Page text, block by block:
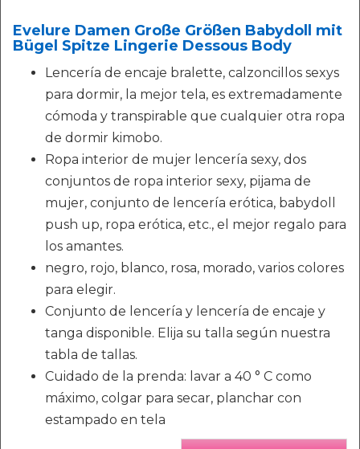
Evelure Damen Große Größen Babydoll mit
Bügel Spitze Lingerie Dessous Body
Lencería de encaje bralette, calzoncillos sexys
para dormir, la mejor tela, es extremadamente
cómoda y transpirable que cualquier otra ropa
de dormir kimobo.
Ropa interior de mujer lencería sexy, dos
conjuntos de ropa interior sexy, pijama de
mujer, conjunto de lencería erótica, babydoll
push up, ropa erótica, etc., el mejor regalo para
los amantes.
negro, rojo, blanco, rosa, morado, varios colores
para elegir.
Conjunto de lencería y lencería de encaje y
tanga disponible. Elija su talla según nuestra
tabla de tallas.
Cuidado de la prenda: lavar a 40 ° C como
máximo, colgar para secar, planchar con
estampado en tela